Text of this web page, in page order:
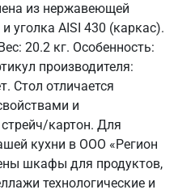
из нержавеющей
уголка AISI 430 (каркас).
20.2 кг. Особенность:
производителя:
Стол отличается
и
картон. Для
кухни в ООО «Регион
шкафы для продуктов,
технологические и